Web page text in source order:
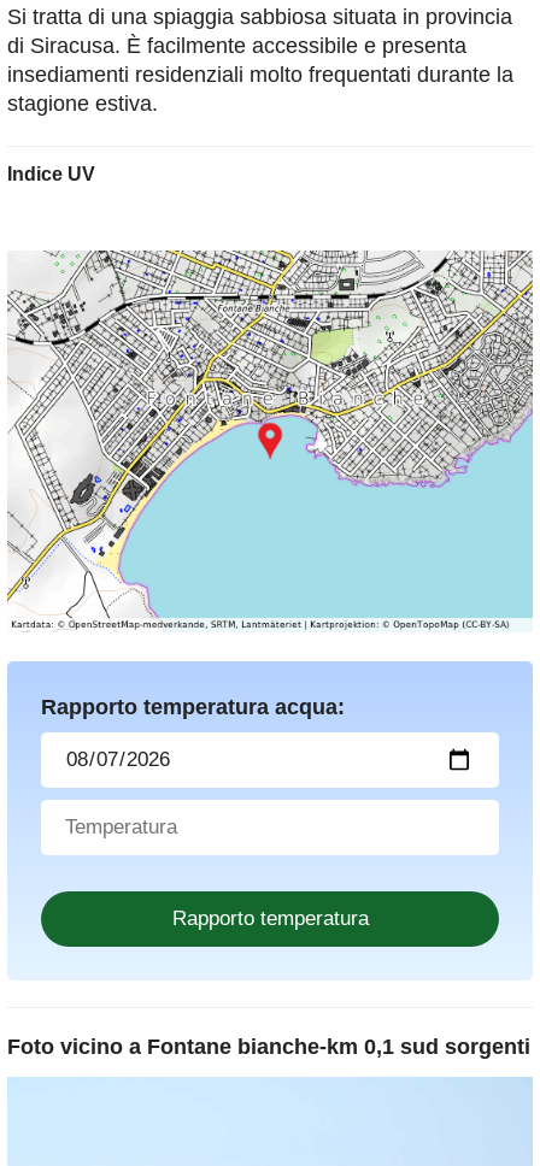
Si tratta di una spiaggia sabbiosa situata in provincia
di Siracusa. È facilmente accessibile e presenta
insediamenti residenziali molto frequentati durante la
stagione estiva.
Indice UV
Rapporto temperatura acqua:
Foto vicino a Fontane bianche-km 0,1 sud sorgenti